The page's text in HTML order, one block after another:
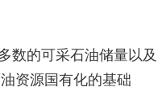
数的可采石油储量以及
资源国有化的基础